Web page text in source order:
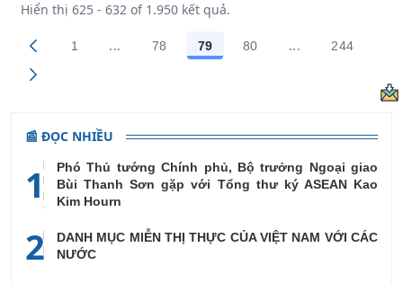
Hiển thị 625 - 632 of 1.950 kết quả.
Các trang trên cổng
1 ...Trang trung gian Use TAB to navigate.
Các trang trên cổng
78 Các trang trên cổng
79 Các trang trên cổng
80 ...Trang trung
Các
244
📰 ĐỌC NHIỀU
1
Phó Thủ tướng Chính phủ, Bộ trưởng Ngoại giao
Bùi Thanh Sơn gặp với Tổng thư ký ASEAN Kao
Kim Hourn
2
DANH MỤC MIỄN THỊ THỰC CỦA VIỆT NAM VỚI CÁC
NƯỚC